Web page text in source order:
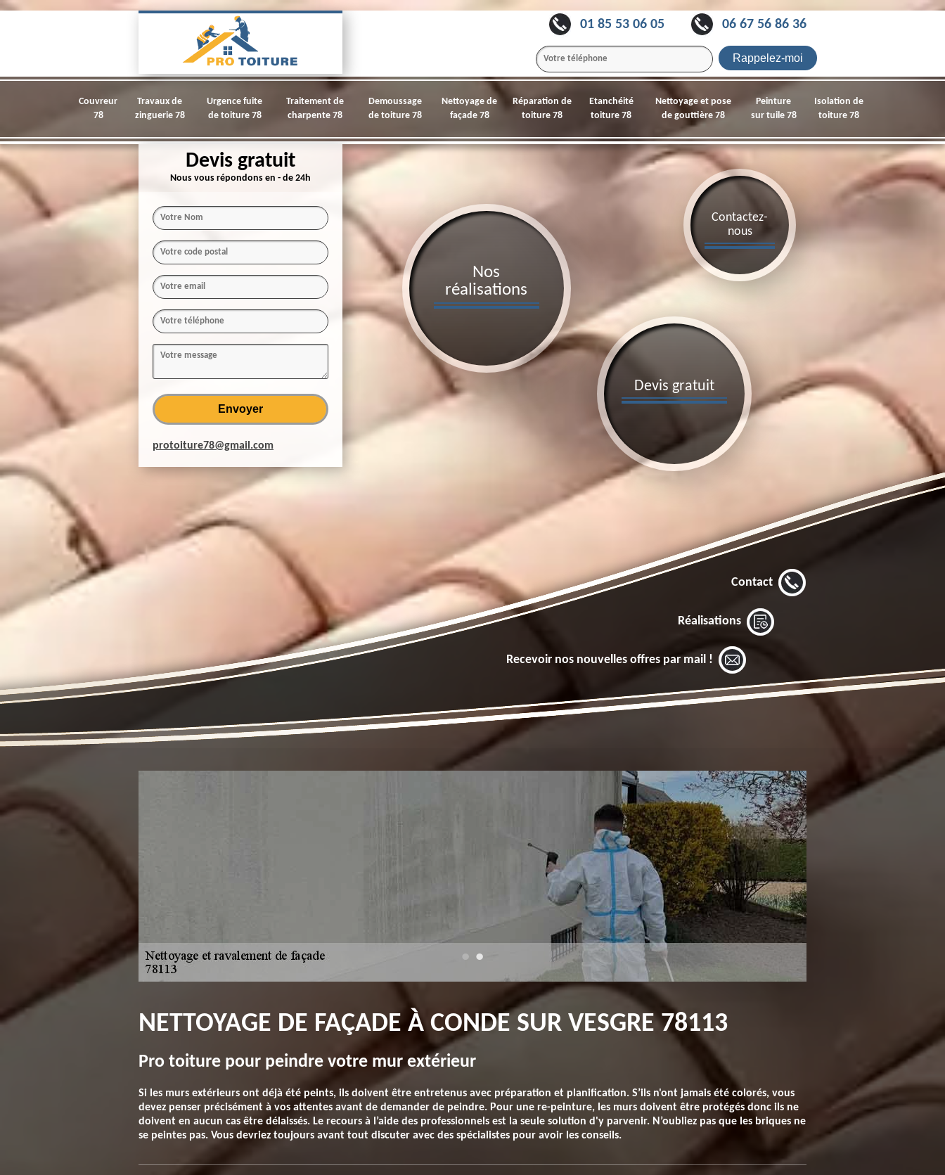
01 85 53 06 05 06 67 56 86 36
Couvreur
78
Travaux de
zinguerie 78
Urgence fuite
de toiture 78
Traitement de
charpente 78
Demoussage
de toiture 78
Nettoyage de
façade 78
Réparation de
toiture 78
Etanchéité
toiture 78
Nettoyage et pose
de gouttière 78
Peinture
sur tuile 78
Isolation de
toiture 78
Devis gratuit
Nous vous répondons en - de 24h
protoiture78@gmail.com
Devis gratuit
Contactez-
nous
Nos
réalisations
Contact
Réalisations
Recevoir nos nouvelles offres par mail !
NETTOYAGE DE FAÇADE À CONDE SUR VESGRE 78113
Pro toiture pour peindre votre mur extérieur
Si les murs extérieurs ont déjà été peints, ils doivent être entretenus avec préparation et planification. S’ils n'ont jamais été colorés, vous
devez penser précisément à vos attentes avant de demander de peindre. Pour une re-peinture, les murs doivent être protégés donc ils ne
doivent en aucun cas être délaissés. Le recours à l’aide des professionnels est la seule solution d'y parvenir. N’oubliez pas que les briques ne
se peintes pas. Vous devriez toujours avant tout discuter avec des spécialistes pour avoir les conseils.